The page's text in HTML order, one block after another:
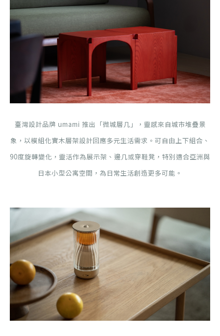
臺灣設計品牌 umami 推出「微城層几」，靈感來自城市堆疊景
象，以模組化實木層架設計回應多元生活需求。可自由上下組合、
90度旋轉變化，靈活作為展示架、邊几或穿鞋凳，特別適合亞洲與
日本小型公寓空間，為日常生活創造更多可能。